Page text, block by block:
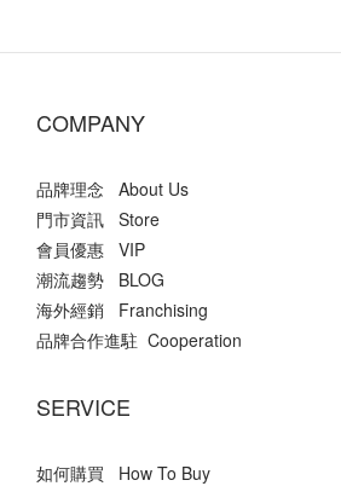
COMPANY
品牌理念 About Us
門市資訊 Store
會員優惠 VIP
潮流趨勢 BLOG
海外經銷 Franchising
品牌合作進駐 Cooperation
SERVICE
如何購買 How To Buy